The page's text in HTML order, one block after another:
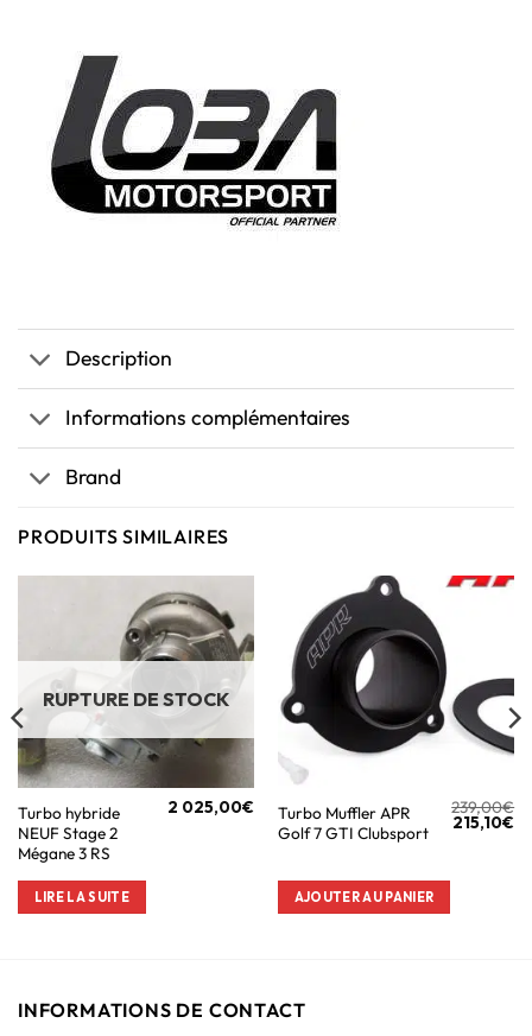
Description
Informations complémentaires
Brand
PRODUITS SIMILAIRES
RUPTURE DE STOCK
Turbo hybride
NEUF Stage 2
Mégane 3 RS
2 025,00€
LIRE LA SUITE
Turbo Muffler APR
Golf 7 GTI Clubsport
239,00€
215,10€
AJOUTER AU PANIER
INFORMATIONS DE CONTACT